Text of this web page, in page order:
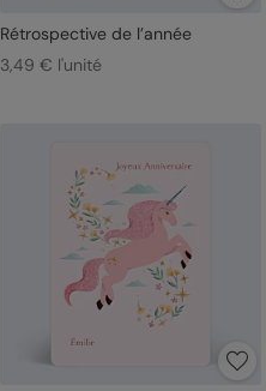
Rétrospective de l’année
3,49 € l'unité